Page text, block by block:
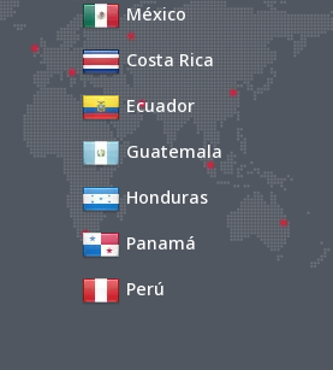
México
Costa Rica
Ecuador
Guatemala
Honduras
Panamá
Perú